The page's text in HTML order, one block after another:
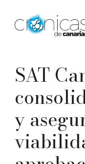
contenido
SAT
y